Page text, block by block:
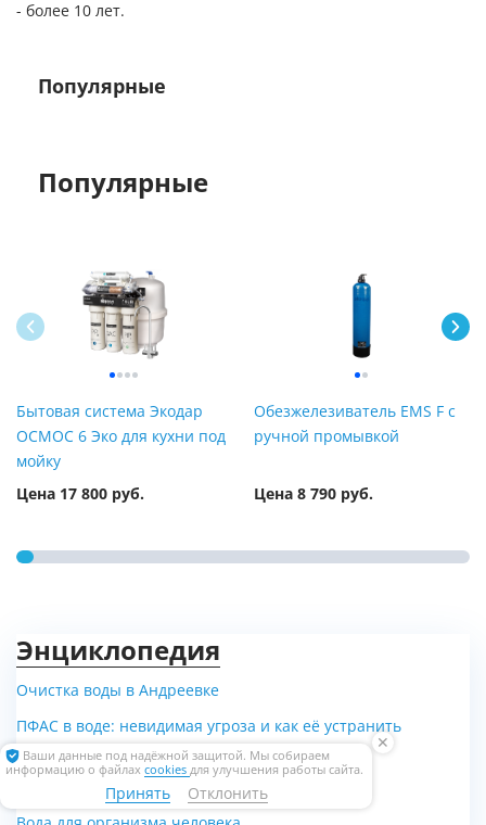
- более 10 лет.
Популярные
Популярные
Бытовая система Экодар
ОСМОС 6 Эко для кухни под
мойку
Цена 17 800 руб.
Обезжелезиватель EMS F с
ручной промывкой
Цена 8 790 руб.
Энциклопедия
Очистка воды в Андреевке
ПФАС в воде: невидимая угроза и как её устранить
навсегда
Способы очистки воды
Ваши данные под надёжной защитой. Мы собираем
информацию о файлах cookies для улучшения работы сайта.
Принять Отклонить
✕